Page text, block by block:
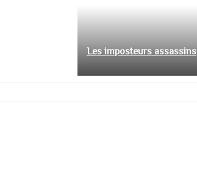
Les imposteurs assassins